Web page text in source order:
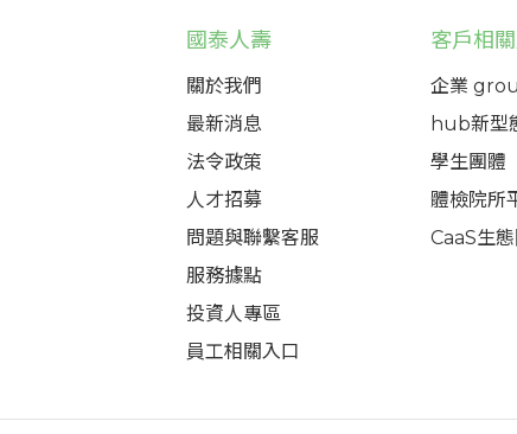
國泰人壽
關於我們
最新消息
法令政策
人才招募
問題與聯繫客服
服務據點
投資人專區
員工相關入口
客戶相
企業
hub新型
學生團體
體檢院所
CaaS生